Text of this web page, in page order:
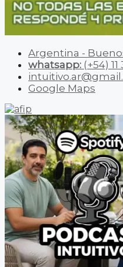
Argentina -
whatsapp: (+54)
Google Maps